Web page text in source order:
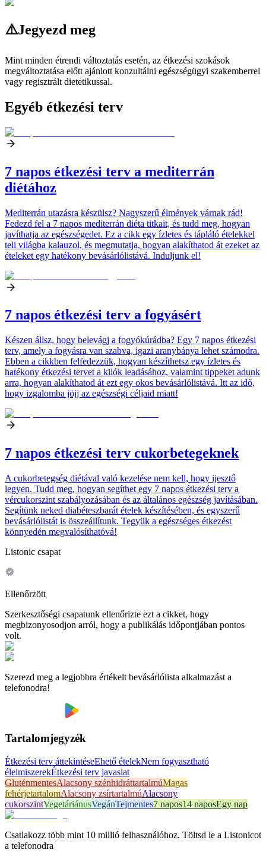
⚠️Jegyezd meg
Mint minden étrendi változtatás esetén, az étkezési szokások
megváltoztatása előtt ajánlott konzultálni egészségügyi szakemberrel
vagy regisztrált dietetikussal.
Egyéb étkezési terv
7 napos étkezési terv a mediterrán
diétához
Mediterrán utazásra készülsz? Nagyszerű élmények várnak rád!
Fedezd fel a 7 napos mediterrán diéta titkait, és tudd meg, hogyan
javíthatja az egészségedet. Ez a cikk egy ízletes és tápláló ételekkel
teli világba kalauzol, és megmutatja, hogyan alakíthatod át ezeket az
ételeket egy hatékony bevásárlólistává. Induljunk el!
7 napos étkezési terv a fogyásért
Készen állsz, hogy belevágj a fogyókúrádba? Egy 7 napos étkezési
terv, amely a fogyásra van szabva, igazi aranybánya lehet számodra.
Ebben a cikkben felfedezzük, hogyan készíthetsz egy ízletes és
hatékony étkezési tervet a kilók leadásához, valamint tippeket adunk
arra, hogyan alakíthatod át ezt egy okos bevásárlólistává. Itt az idő,
hogy izgalomba jöjj az egészségi céljaid miatt!
7 napos étkezési terv cukorbetegeknek
A cukorbetegség diétával való kezelése nem kell, hogy ijesztő
legyen. Tudd meg, hogyan segíthet egy 7 napos étkezési terv a
vércukorszint szabályozásában és az általános egészség javításában.
Segítünk neked diabéteszbarát ételek készítésében, és egyszerű
bevásárlólistát is összeállítunk. Tegyük a egészséges étkezést
könnyedén megvalósíthatóvá!
Listonic csapat
Ellenőrzött
Szerkesztőségi csapatunk ellenőrizte ezt a cikket, hogy
megbizonyosodjon arról, hogy a publikálás időpontjában pontos
volt.
Szerezd meg a legjobbra értékelt bevásárlólista alkalmazást a
telefonodra!
Tartalomjegyzék
Étkezési terv áttekintéseEhető ételekNem fogyasztható
élelmiszerekÉtkezési terv javaslat
GluténmentesAlacsony szénhidráttartalmúMagas
fehérjetartalomAlacsony zsírtartalmúAlacsony
cukorszintVegetáriánusVegánTejmentes7 napos14 naposEgy nap
Csatlakozz több mint 10 millió felhasználóhoz. Töltsd le a Listonicot
a telefonodra